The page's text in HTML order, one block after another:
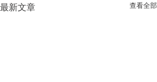
最新文章 查看全部